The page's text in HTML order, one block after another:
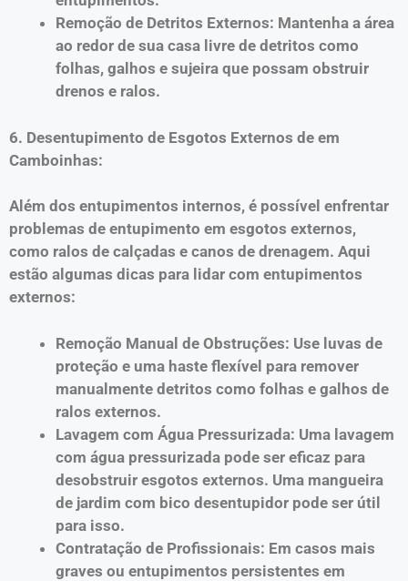
Remoção de Detritos Externos: Mantenha a área
ao redor de sua casa livre de detritos como
folhas, galhos e sujeira que possam obstruir
drenos e ralos.
6. Desentupimento de Esgotos Externos de em
Camboinhas:
Além dos entupimentos internos, é possível enfrentar
problemas de entupimento em esgotos externos,
como ralos de calçadas e canos de drenagem. Aqui
estão algumas dicas para lidar com entupimentos
externos:
Remoção Manual de Obstruções: Use luvas de
proteção e uma haste flexível para remover
manualmente detritos como folhas e galhos de
ralos externos.
Lavagem com Água Pressurizada: Uma lavagem
com água pressurizada pode ser eficaz para
desobstruir esgotos externos. Uma mangueira
de jardim com bico desentupidor pode ser útil
para isso.
Contratação de Profissionais: Em casos mais
graves ou entupimentos persistentes em